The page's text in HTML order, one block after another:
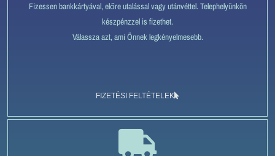
Fizessen bankkártyával, előre utalással vagy utánvéttel. Telephelyünkön
készpénzzel is fizethet.
Válassza azt, ami Önnek legkényelmesebb.
FIZETÉSI FELTÉTELEK